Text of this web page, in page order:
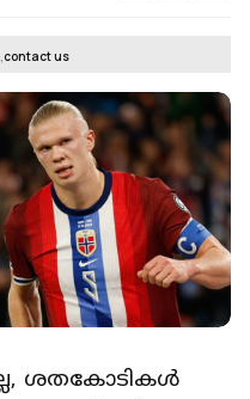
contact us
ശതകോടികൾ